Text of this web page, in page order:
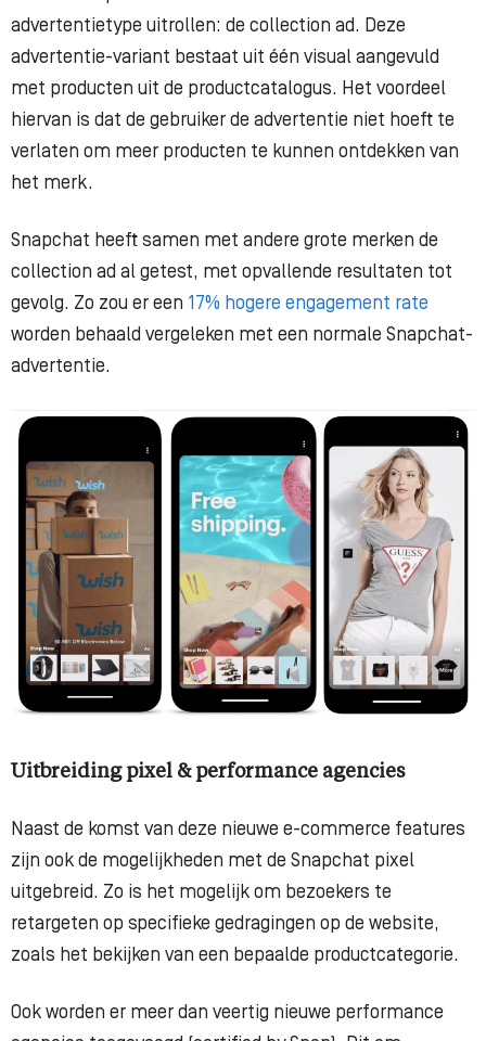
advertentietype uitrollen: de collection ad. Deze
advertentie-variant bestaat uit één visual aangevuld
met producten uit de productcatalogus. Het voordeel
hiervan is dat de gebruiker de advertentie niet hoeft te
verlaten om meer producten te kunnen ontdekken van
het merk.
Snapchat heeft samen met andere grote merken de
collection ad al getest, met opvallende resultaten tot
gevolg. Zo zou er een 17% hogere engagement rate
worden behaald vergeleken met een normale Snapchat-
advertentie.
Uitbreiding pixel & performance agencies
Naast de komst van deze nieuwe e-commerce features
zijn ook de mogelijkheden met de Snapchat pixel
uitgebreid. Zo is het mogelijk om bezoekers te
retargeten op specifieke gedragingen op de website,
zoals het bekijken van een bepaalde productcategorie.
Ook worden er meer dan veertig nieuwe performance